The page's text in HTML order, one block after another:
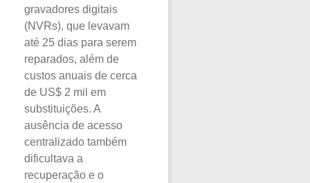
gravadores digitais
(NVRs), que levavam
até 25 dias para serem
reparados, além de
custos anuais de cerca
de US$ 2 mil em
substituições. A
ausência de acesso
centralizado também
dificultava a
recuperação e o